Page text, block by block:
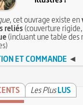
, cet ouvrage existe en
reliés(couverture
(incluant une table des
ET COMMANDE ◄
Les PlusLUS